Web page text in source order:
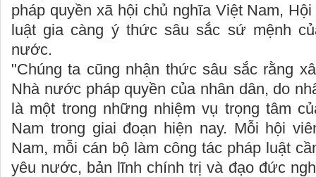
pháp quyền xã hội chủ nghĩa Việt Nam,
luật gia càng ý thức sâu sắc sứ mệnh
nước.
"Chúng ta cũng nhận thức sâu sắc rằng
Nhà nước pháp quyền của nhân dân, do
là một trong những nhiệm vụ trọng tâm
Nam trong giai đoạn hiện nay. Mỗi hội
Nam, mỗi cán bộ làm công tác pháp luật
yêu nước, bản lĩnh chính trị và đạo đức